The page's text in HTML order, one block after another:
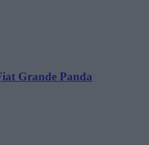
Grande Panda